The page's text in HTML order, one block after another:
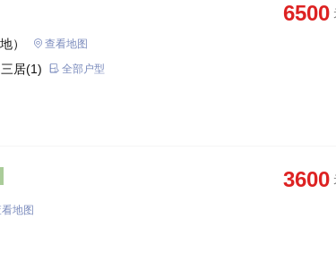
6500
） 查看地图
居(1) 全部户型
3600
地图